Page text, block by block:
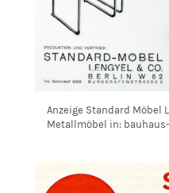
Anzeige Standard Möbel
Metallmöbel in: